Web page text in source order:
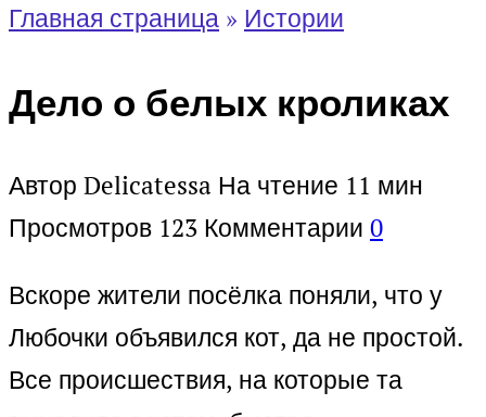
Главная страница » Истории
Дело о белых кроликах
Автор Delicatessa На чтение 11 мин
Просмотров 123 Комментарии 0
Вскоре жители посёлка поняли, что у
Любочки объявился кот, да не простой.
Все происшествия, на которые та